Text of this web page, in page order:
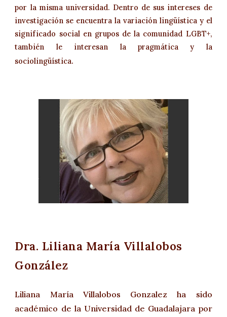
por la misma universidad. Dentro de sus intereses de
investigación se encuentra la variación lingüística y el
significado social en grupos de la comunidad LGBT+,
también le interesan la pragmática y la
sociolingüística.
Dra. Liliana María Villalobos
González
Liliana María Villalobos Gonzalezha sido
académico de la Universidad de Guadalajara por